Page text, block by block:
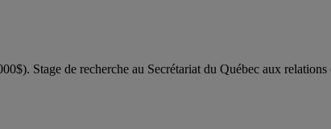
Stage de recherche au Secrétariat du Québec aux